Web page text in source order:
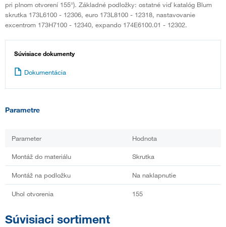
pri plnom otvorení 155°). Základné podložky: ostatné viď katalóg Blum
skrutka 173L6100 - 12306, euro 173L8100 - 12318, nastavovanie
excentrom 173H7100 - 12340, expando 174E6100.01 - 12302.
Súvisiace dokumenty
Dokumentácia
Parametre
Parameter Hodnota
Montáž do materiálu Skrutka
Montáž na podložku Na naklapnutie
Uhol otvorenia 155
Súvisiaci sortiment